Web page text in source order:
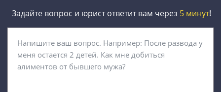
Задайте вопрос и юрист ответит вам через 5 минут!